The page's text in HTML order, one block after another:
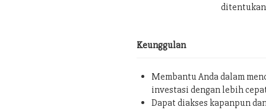
ditentukan
Keunggulan
Membantu Anda dalam
investasi dengan lebih
Dapat diakses kapanpun